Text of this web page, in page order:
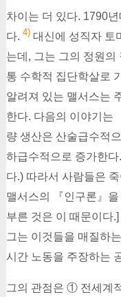
차이는 더 있다. 1790
다. 4) 대신에 성직자 토
는데, 그는 그의 정원의
통 수학적 집단학살로
알려져 있는 맬서스는
한다. 다음의 이야기는
량 생산은 산술급수적
하급수적으로 증가한다
다.) 따라서 사람들은
맬서스의 『인구론』을
부른 것은 이 때문이다
그는 이것들을 매질하
시간 노동을 주장하는
그의 관점은 ① 전세계